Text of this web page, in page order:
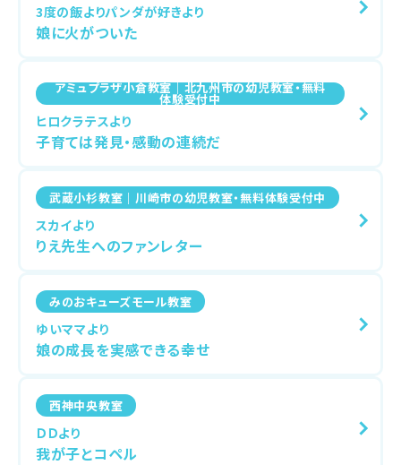
3度の飯よりパンダが好きより
娘に火がついた
アミュプラザ小倉教室｜北九州市の幼児教室・無料
体験受付中
ヒロクラテスより
子育ては発見・感動の連続だ
武蔵小杉教室｜川崎市の幼児教室・無料体験受付中
スカイより
りえ先生へのファンレター
みのおキューズモール教室
ゆいママより
娘の成長を実感できる幸せ
西神中央教室
ＤＤより
我が子とコペル